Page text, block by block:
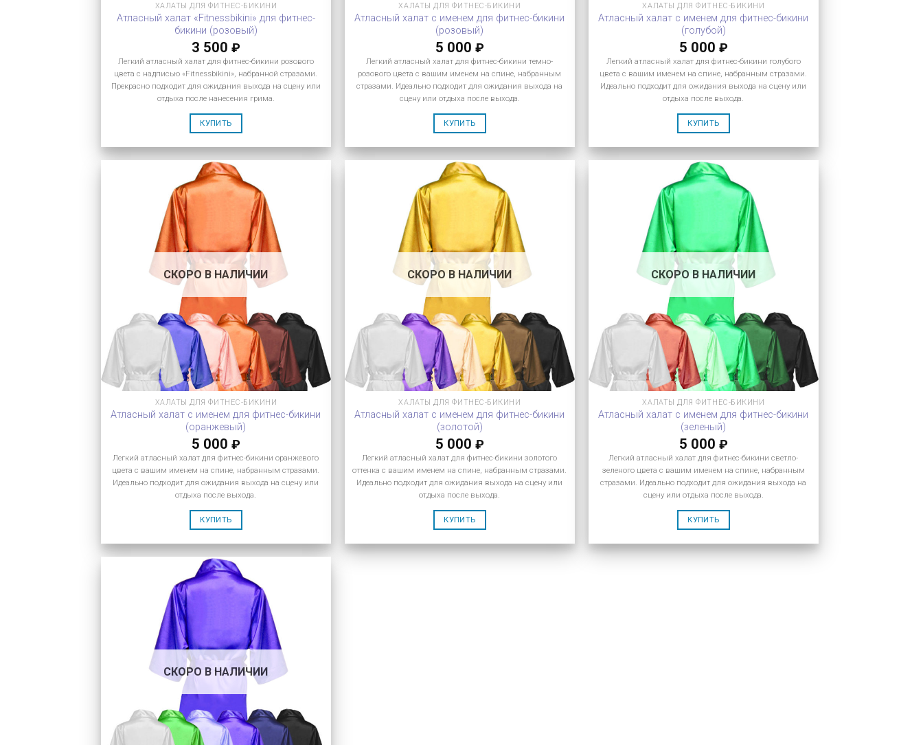
ХАЛАТЫ ДЛЯ ФИТНЕС-БИКИНИ
Атласный халат «Fitnessbikini» для фитнес-
бикини (розовый)
3 500 ₽
Легкий атласный халат для фитнес-бикини розового
цвета с надписью «Fitnessbikini», набранной стразами.
Прекрасно подходит для ожидания выхода на сцену или
отдыха после нанесения грима.
КУПИТЬ
ХАЛАТЫ ДЛЯ ФИТНЕС-БИКИНИ
Атласный халат с именем для фитнес-бикини
(розовый)
5 000 ₽
Легкий атласный халат для фитнес-бикини темно-
розового цвета с вашим именем на спине, набранным
стразами. Идеально подходит для ожидания выхода на
сцену или отдыха после выхода.
КУПИТЬ
ХАЛАТЫ ДЛЯ ФИТНЕС-БИКИНИ
Атласный халат с именем для фитнес-бикини
(голубой)
5 000 ₽
Легкий атласный халат для фитнес-бикини голубого
цвета с вашим именем на спине, набранным стразами.
Идеально подходит для ожидания выхода на сцену или
отдыха после выхода.
КУПИТЬ
СКОРО В НАЛИЧИИ
ХАЛАТЫ ДЛЯ ФИТНЕС-БИКИНИ
Атласный халат с именем для фитнес-бикини
(оранжевый)
5 000 ₽
Легкий атласный халат для фитнес-бикини оранжевого
цвета с вашим именем на спине, набранным стразами.
Идеально подходит для ожидания выхода на сцену или
отдыха после выхода.
КУПИТЬ
СКОРО В НАЛИЧИИ
ХАЛАТЫ ДЛЯ ФИТНЕС-БИКИНИ
Атласный халат с именем для фитнес-бикини
(золотой)
5 000 ₽
Легкий атласный халат для фитнес-бикини золотого
оттенка с вашим именем на спине, набранным стразами.
Идеально подходит для ожидания выхода на сцену или
отдыха после выхода.
КУПИТЬ
СКОРО В НАЛИЧИИ
ХАЛАТЫ ДЛЯ ФИТНЕС-БИКИНИ
Атласный халат с именем для фитнес-бикини
(зеленый)
5 000 ₽
Легкий атласный халат для фитнес-бикини светло-
зеленого цвета с вашим именем на спине, набранным
стразами. Идеально подходит для ожидания выхода на
сцену или отдыха после выхода.
КУПИТЬ
СКОРО В НАЛИЧИИ